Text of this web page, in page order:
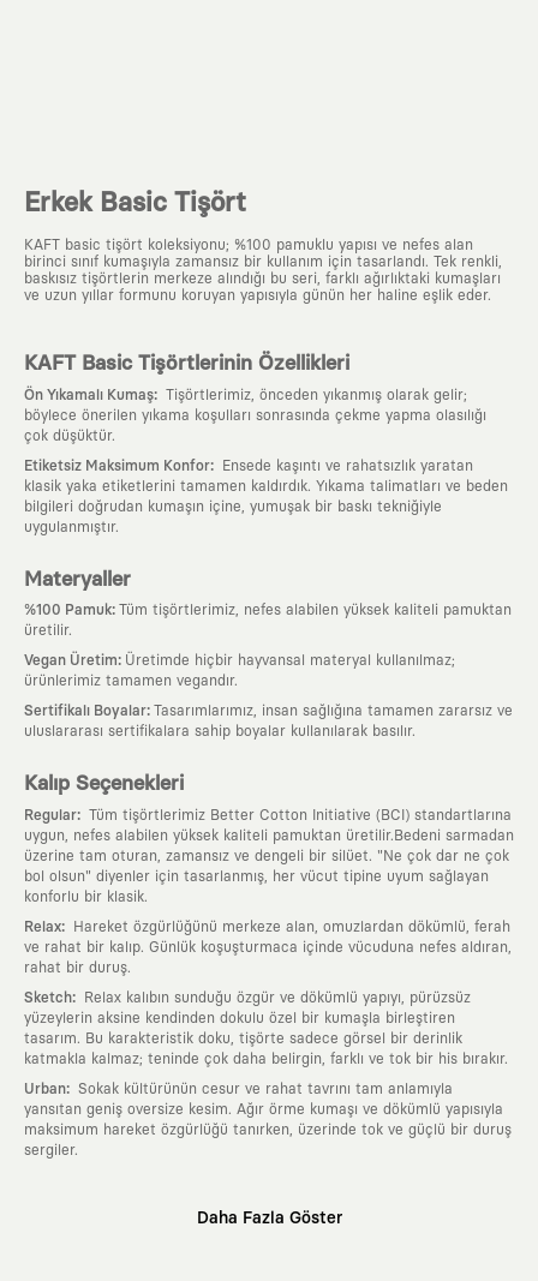
Erkek Basic Tişört
KAFT basic tişört koleksiyonu; %100 pamuklu yapısı ve nefes alan
birinci sınıf kumaşıyla zamansız bir kullanım için tasarlandı. Tek renkli,
baskısız tişörtlerin merkeze alındığı bu seri, farklı ağırlıktaki kumaşları
ve uzun yıllar formunu koruyan yapısıyla günün her haline eşlik eder.
KAFT Basic Tişörtlerinin Özellikleri
Ön Yıkamalı Kumaş: Tişörtlerimiz, önceden yıkanmış olarak gelir;
böylece önerilen yıkama koşulları sonrasında çekme yapma olasılığı
çok düşüktür.
Etiketsiz Maksimum Konfor:
Ensede kaşıntı ve rahatsızlık yaratan
klasik yaka etiketlerini tamamen kaldırdık. Yıkama talimatları ve beden
bilgileri doğrudan kumaşın içine, yumuşak bir baskı tekniğiyle
uygulanmıştır.
Materyaller
%100 Pamuk: Tüm tişörtlerimiz, nefes alabilen yüksek kaliteli pamuktan
üretilir.
Vegan Üretim: Üretimde hiçbir hayvansal materyal kullanılmaz;
ürünlerimiz tamamen vegandır.
Sertifikalı Boyalar: Tasarımlarımız, insan sağlığına tamamen zararsız ve
uluslararası sertifikalara sahip boyalar kullanılarak basılır.
Kalıp Seçenekleri
Regular: Tüm tişörtlerimiz Better Cotton Initiative (BCI) standartlarına
uygun, nefes alabilen yüksek kaliteli pamuktan üretilir.Bedeni sarmadan
üzerine tam oturan, zamansız ve dengeli bir silüet. "Ne çok dar ne çok
bol olsun" diyenler için tasarlanmış, her vücut tipine uyum sağlayan
konforlu bir klasik.
Relax:
Hareket özgürlüğünü merkeze alan, omuzlardan dökümlü, ferah
ve rahat bir kalıp. Günlük koşuşturmaca içinde vücuduna nefes aldıran,
rahat bir duruş.
Sketch:
Relax kalıbın sunduğu özgür ve dökümlü yapıyı, pürüzsüz
yüzeylerin aksine kendinden dokulu özel bir kumaşla birleştiren
tasarım. Bu karakteristik doku, tişörte sadece görsel bir derinlik
katmakla kalmaz; teninde çok daha belirgin, farklı ve tok bir his bırakır.
Urban: Sokak kültürünün cesur ve rahat tavrını tam anlamıyla
yansıtan geniş oversize kesim. Ağır örme kumaşı ve dökümlü yapısıyla
maksimum hareket özgürlüğü tanırken, üzerinde tok ve güçlü bir duruş
sergiler.
Daha Fazla Göster